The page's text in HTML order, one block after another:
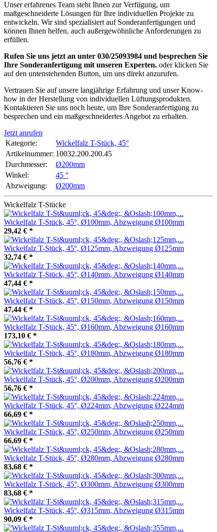
Unser erfahrenes Team steht Ihnen zur Verfügung, um
maßgeschneiderte Lösungen für Ihre individuellen Projekte zu
entwickeln. Wir sind spezialisiert auf Sonderanfertigungen und
können Ihnen helfen, auch außergewöhnliche Anforderungen zu
erfüllen.
Rufen Sie uns jetzt an unter 030/25093984 und besprechen Sie
Ihre Sonderanfertigung mit unseren Experten. oder klicken Sie
auf den untenstehenden Button, um uns direkt anzurufen.
Vertrauen Sie auf unsere langjährige Erfahrung und unser Know-
how in der Herstellung von individuellen Lüftungsprodukten.
Kontaktieren Sie uns noch heute, um Ihre Sonderanfertigung zu
besprechen und ein maßgeschneidertes Angebot zu erhalten.
Jetzt anrufen
Kategorie:
Wickelfalz T-Stück, 45°
Artikelnummer: 10032.200.200.45
Durchmesser‍:
Ø200mm
Winkel‍:
45 °
Abzweigung‍:
Ø200mm
Wickelfalz T-Stücke
Wickelfalz T-Stück, 45°, Ø100mm, Abzweigung Ø100mm
29,42 € *
Wickelfalz T-Stück, 45°, Ø125mm, Abzweigung Ø125mm
32,74 € *
Wickelfalz T-Stück, 45°, Ø140mm, Abzweigung Ø140mm
47,44 € *
Wickelfalz T-Stück, 45°, Ø150mm, Abzweigung Ø150mm
47,44 € *
Wickelfalz T-Stück, 45°, Ø160mm, Abzweigung Ø160mm
173,10 € *
Wickelfalz T-Stück, 45°, Ø180mm, Abzweigung Ø180mm
56,76 € *
Wickelfalz T-Stück, 45°, Ø200mm, Abzweigung Ø200mm
56,76 € *
Wickelfalz T-Stück, 45°, Ø224mm, Abzweigung Ø224mm
66,69 € *
Wickelfalz T-Stück, 45°, Ø250mm, Abzweigung Ø250mm
66,69 € *
Wickelfalz T-Stück, 45°, Ø280mm, Abzweigung Ø280mm
83,68 € *
Wickelfalz T-Stück, 45°, Ø300mm, Abzweigung Ø300mm
83,68 € *
Wickelfalz T-Stück, 45°, Ø315mm, Abzweigung Ø315mm
90,09 € *